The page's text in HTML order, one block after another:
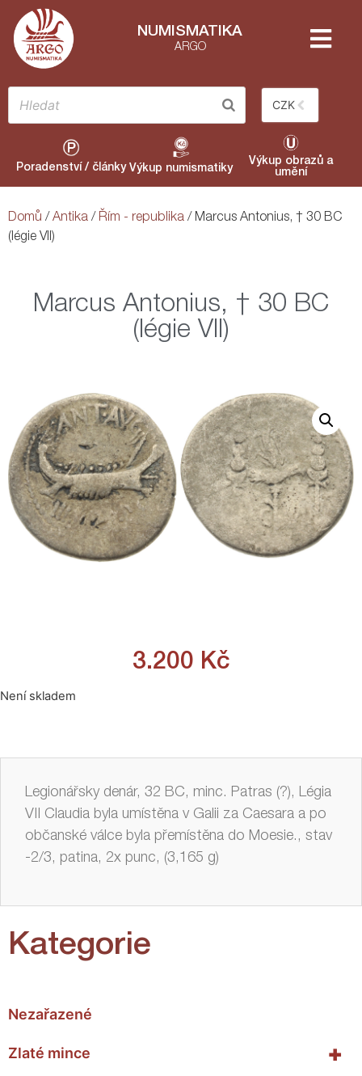
NUMISMATIKA
ARGO
CZK
Poradenství / články Výkup numismatiky
Výkup obrazů a
umění
Domů / Antika / Řím - republika / Marcus Antonius, † 30 BC
(légie VII)
Kategorie
Nezařazené
+
Zlaté mince
Marcus Antonius, † 30 BC
(légie VII)
3.200 Kč
Není skladem
Legionářsky denár, 32 BC, minc. Patras (?), Légia
VII Claudia byla umístěna v Galii za Caesara a po
občanské válce byla přemístěna do Moesie., stav
-2/3, patina, 2x punc, (3,165 g)